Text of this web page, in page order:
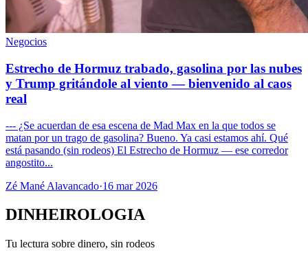
Negocios
Estrecho de Hormuz trabado, gasolina por las nubes
y Trump gritándole al viento — bienvenido al caos
real
--- ¿Se acuerdan de esa escena de Mad Max en la que todos se
matan por un trago de gasolina? Bueno. Ya casi estamos ahí. Qué
está pasando (sin rodeos) El Estrecho de Hormuz — ese corredor
angostito...
Zé Mané Alavancado·16 mar 2026
DINHEIROLOGIA
Tu lectura sobre dinero, sin rodeos